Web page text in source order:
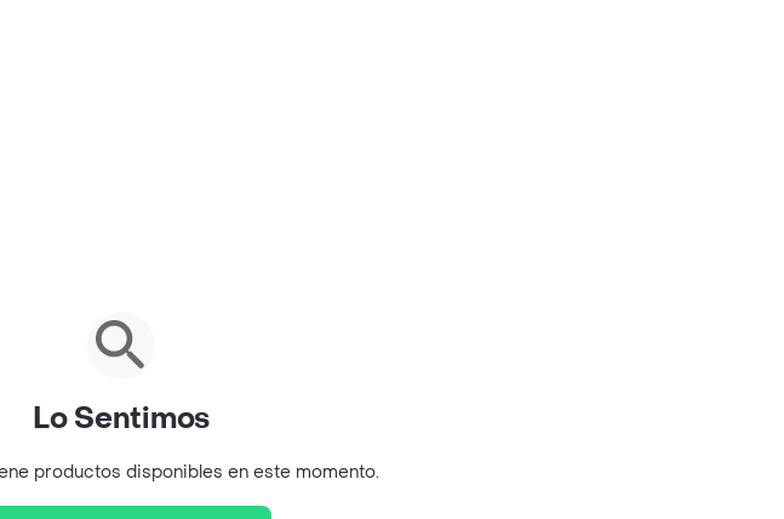
Lo Sentimos
productos disponibles en este momento.